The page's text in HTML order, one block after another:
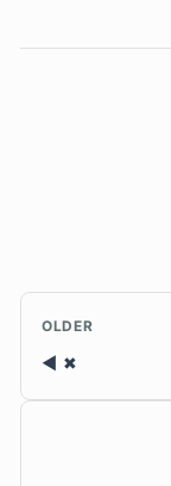
OLDER
✖